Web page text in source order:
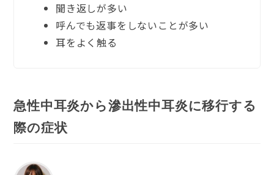
聞き返しが多い
呼んでも返事をしないことが多い
耳をよく触る
急性中耳炎から滲出性中耳炎に移行する
際の症状